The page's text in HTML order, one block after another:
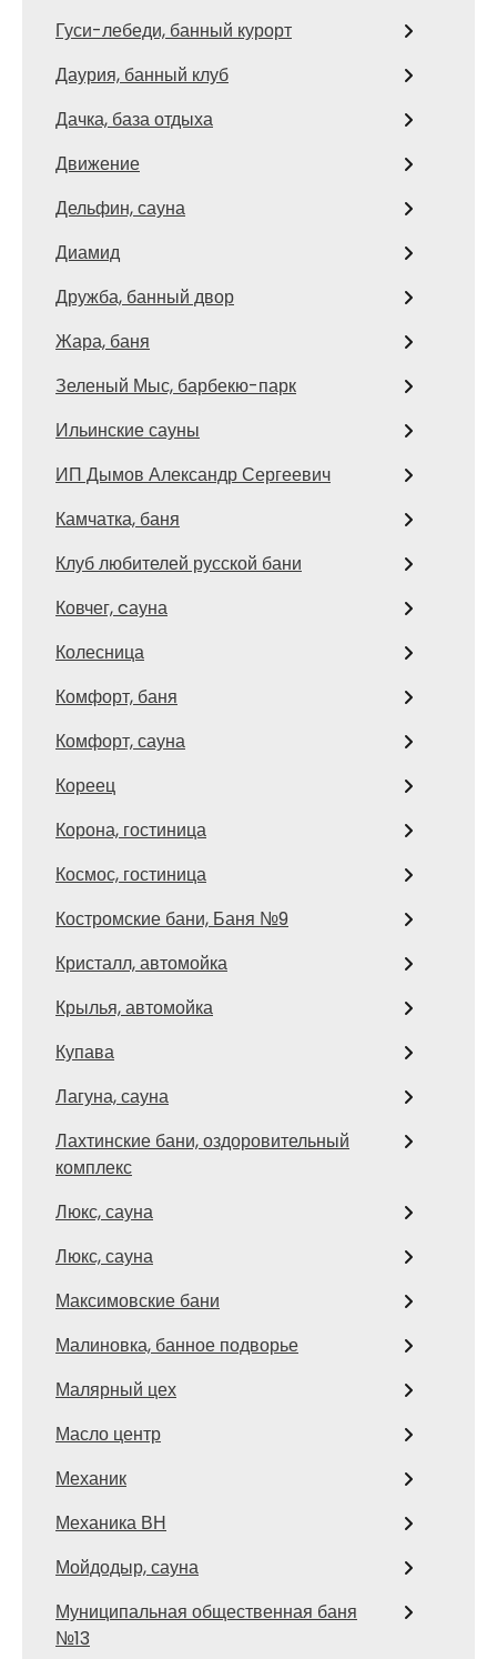
Гуси-лебеди, банный курорт
Даурия, банный клуб
Дачка, база отдыха
Движение
Дельфин, сауна
Диамид
Дружба, банный двор
Жара, баня
Зеленый Мыс, барбекю-парк
Ильинские сауны
ИП Дымов Александр Сергеевич
Камчатка, баня
Клуб любителей русской бани
Ковчег, cауна
Колесница
Комфорт, баня
Комфорт, сауна
Кореец
Корона, гостиница
Космос, гостиница
Костромские бани, Баня №9
Кристалл, автомойка
Крылья, автомойка
Купава
Лагуна, сауна
Лахтинские бани, оздоровительный
комплекс
Люкс, сауна
Люкс, сауна
Максимовские бани
Малиновка, банное подворье
Малярный цех
Масло центр
Механик
Механика ВН
Мойдодыр, сауна
Муниципальная общественная баня
№13